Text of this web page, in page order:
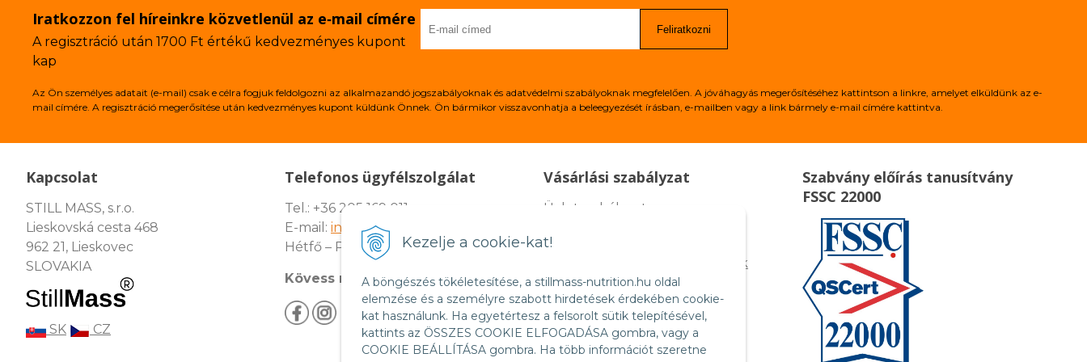
Kezelje a cookie-kat!
A böngészés tökéletesítése, a stillmass-nutrition.hu oldal
elemzése és a személyre szabott hirdetések érdekében cookie-
kat használunk. Ha egyetértesz a felsorolt sütik telepítésével,
kattints az ÖSSZES COOKIE ELFOGADÁSA gombra, vagy a
COOKIE BEÁLLÍTÁSA gombra. Ha több információt szeretne
Iratkozzon fel híreinkre közvetlenül az e‑mail címére
A regisztráció után 1700 Ft értékű kedvezményes kupont
kap
Feliratkozni
Az Ön személyes adatait (e-mail) csak e célra fogjuk feldolgozni az alkalmazandó jogszabályoknak és adatvédelmi szabályoknak megfelelően. A jóváhagyás megerősítéséhez kattintson a linkre, amelyet elküldünk az e-
mail címére. A regisztráció megerősítése után kedvezményes kupont küldünk Önnek. Ön bármikor visszavonhatja a beleegyezését írásban, e-mailben vagy a link bármely e-mail címére kattintva.
Kapcsolat
STILL MASS, s.r.o.
Lieskovská cesta 468
962 21, Lieskovec
SLOVAKIA
SK CZ
Telefonos ügyfélszolgálat
Tel.: +36 205 169 011
E-mail: info@stillmass-nutrition.hu
Hétfő – Péntek 7:00-16:30
Kövess minket:
Vásárlási szabályzat
Üzletszabályzat
Reklamációs feltételek
Fizetési és szállitási lehetőségek
Kapcsolat
Szabvány előírás tanusítvány
FSSC 22000